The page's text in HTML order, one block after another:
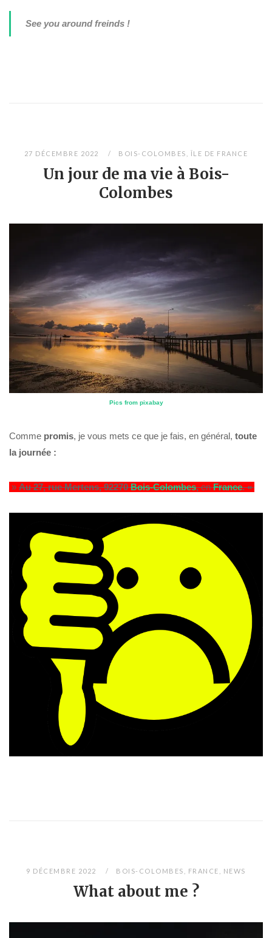
See you around freinds !
27 DÉCEMBRE 2022 BOIS-COLOMBES ÎLE DE FRANCE
Un jour de ma vie à Bois-
Colombes
Pics from pixabay
Comme promis, je vous mets ce que je fais, en général, toute
la journée :
» Au 27, rue Mertens, 92270Bois-Colombes,enFrance. «
9 DÉCEMBRE 2022 BOIS-COLOMBES FRANCE NEWS
What about me ?